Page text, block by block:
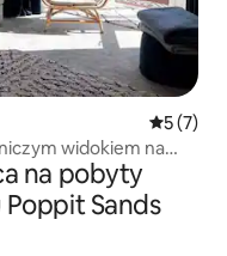
Średnia
5 (7)
widokiem na
na pobyty
Sands